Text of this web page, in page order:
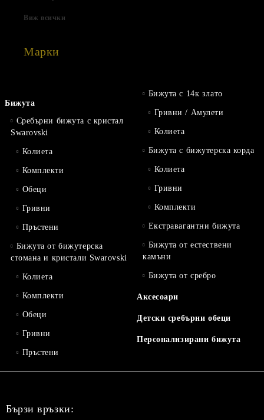
Виж всички
Марки
Бижута
Сребърни бижута с кристал
Swarovski
Колиета
Комплекти
Обеци
Гривни
Пръстени
Бижута от бижутерска
стомана и кристали Swarovski
Колиета
Комплекти
Обеци
Гривни
Пръстени
Бижута с 14к злато
Гривни / Амулети
Колиета
Бижута с бижутерска корда
Колиета
Гривни
Комплекти
Екстравагантни бижута
Бижута от естествени
камъни
Бижута от сребро
Аксесоари
Детски сребърни обеци
Персонализирани бижута
Бързи връзки: